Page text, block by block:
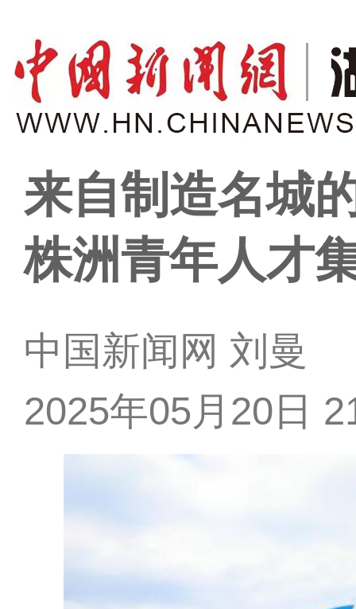
来自制造名城
株洲青年人才
中国新闻网 刘曼
2025年05月20日